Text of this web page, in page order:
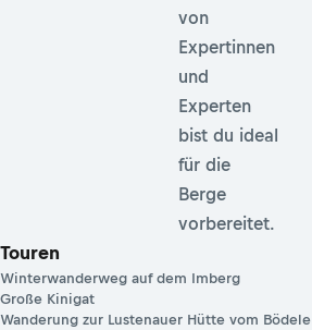
von
Expertinnen
und
Experten
bist du ideal
für die
Berge
vorbereitet.
Touren
Winterwanderweg auf dem Imberg
Große Kinigat
Wanderung zur Lustenauer Hütte vom Bödele